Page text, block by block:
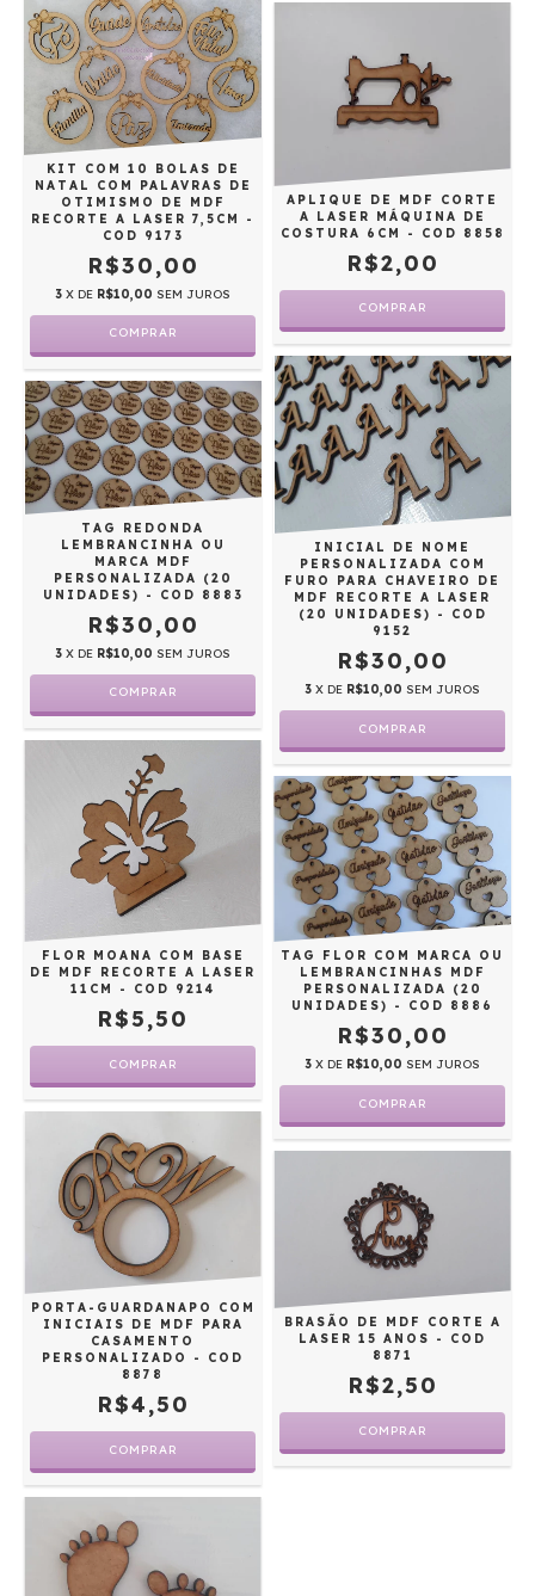
KIT COM 10 BOLAS DE
NATAL COM PALAVRAS DE
OTIMISMO DE MDF
RECORTE A LASER 7,5CM -
COD 9173
R$30,00
3 X DE R$10,00 SEM JUROS
APLIQUE DE MDF CORTE
A LASER MÁQUINA DE
COSTURA 6CM - COD 8858
R$2,00
TAG REDONDA
LEMBRANCINHA OU
MARCA MDF
PERSONALIZADA (20
UNIDADES) - COD 8883
R$30,00
3 X DE R$10,00 SEM JUROS
INICIAL DE NOME
PERSONALIZADA COM
FURO PARA CHAVEIRO DE
MDF RECORTE A LASER
(20 UNIDADES) - COD
9152
R$30,00
3 X DE R$10,00 SEM JUROS
FLOR MOANA COM BASE
DE MDF RECORTE A LASER
11CM - COD 9214
R$5,50
TAG FLOR COM MARCA OU
LEMBRANCINHAS MDF
PERSONALIZADA (20
UNIDADES) - COD 8886
R$30,00
3 X DE R$10,00 SEM JUROS
PORTA-GUARDANAPO COM
INICIAIS DE MDF PARA
CASAMENTO
PERSONALIZADO - COD
8878
R$4,50
BRASÃO DE MDF CORTE A
LASER 15 ANOS - COD
8871
R$2,50